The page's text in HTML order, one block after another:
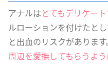
アナルはとてもデリケー
ルローションを付けたと
と出血のリスクがあります
周辺を愛撫してもらうよ